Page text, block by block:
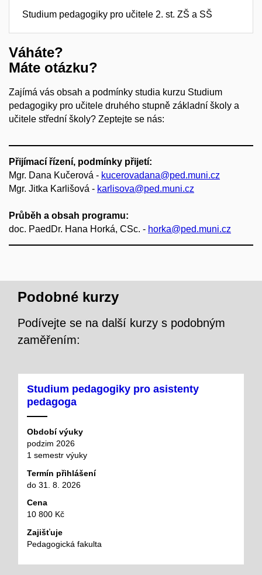
Studium pedagogiky pro učitele 2. st. ZŠ a SŠ
Váháte?
Máte otázku?
Zajímá vás obsah a podmínky studia kurzu Studium
pedagogiky pro učitele druhého stupně základní školy a
učitele střední školy? Zeptejte se nás:
Přijímací řízení, podmínky přijetí:
Mgr. Dana Kučerová - kucerovadana@ped.muni.cz
Mgr. Jitka Karlišová - karlisova@ped.muni.cz
Průběh a obsah programu:
doc. PaedDr. Hana Horká, CSc. - horka@ped.muni.cz
Podobné kurzy
Podívejte se na další kurzy s podobným
zaměřením:
Studium pedagogiky pro asistenty
pedagoga
Období výuky
podzim 2026
1 semestr výuky
Termín přihlášení
do 31. 8. 2026
Cena
10 800 Kč
Zajišťuje
Pedagogická fakulta